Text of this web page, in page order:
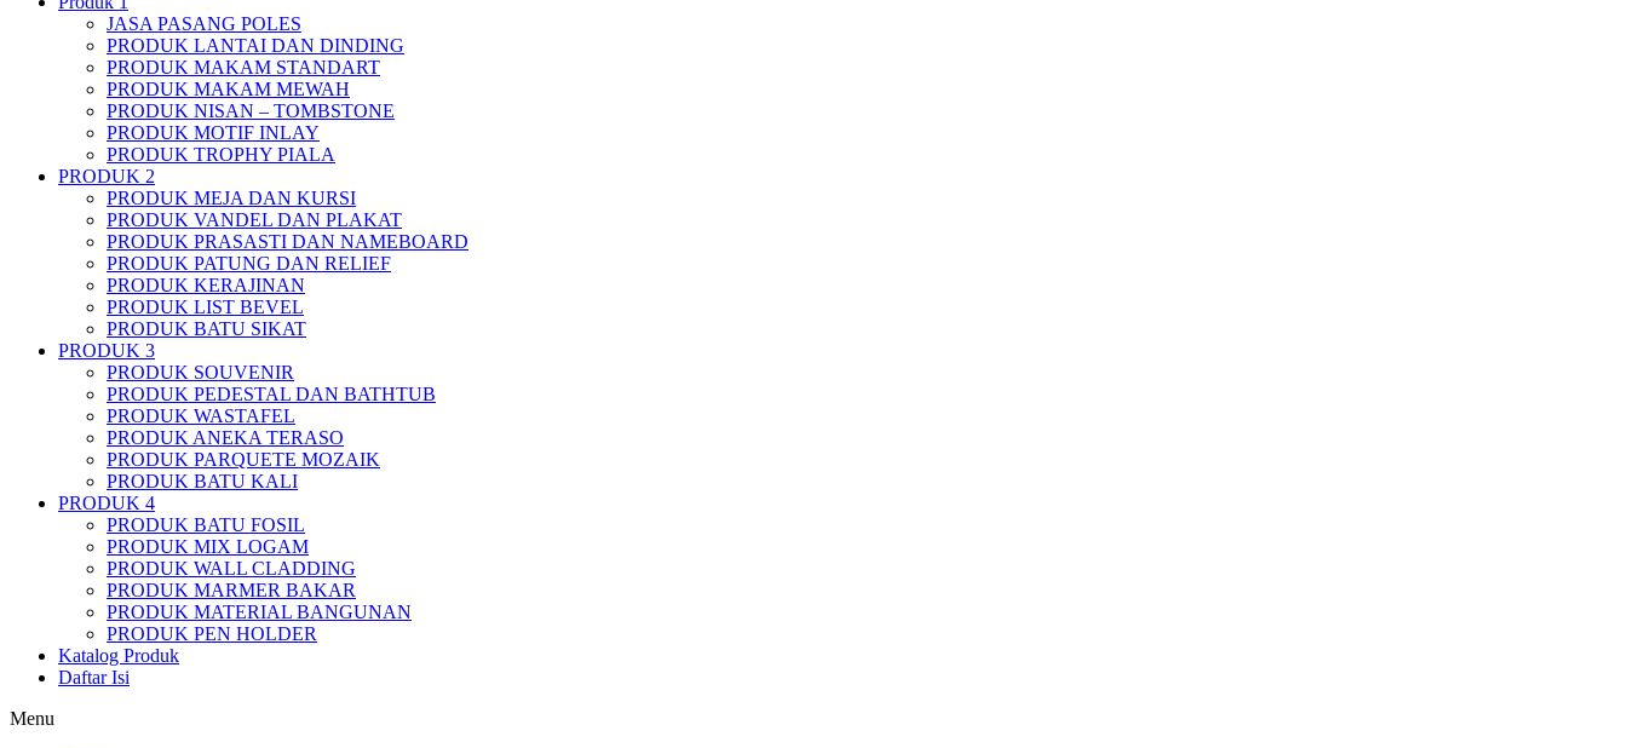
JASA PASANG POLES
PRODUK LANTAI DAN DINDING
PRODUK MAKAM STANDART
PRODUK MAKAM MEWAH
PRODUK NISAN – TOMBSTONE
PRODUK MOTIF INLAY
PRODUK TROPHY PIALA
PRODUK 2
PRODUK MEJA DAN KURSI
PRODUK VANDEL DAN PLAKAT
PRODUK PRASASTI DAN NAMEBOARD
PRODUK PATUNG DAN RELIEF
PRODUK KERAJINAN
PRODUK LIST BEVEL
PRODUK BATU SIKAT
PRODUK 3
PRODUK SOUVENIR
PRODUK PEDESTAL DAN BATHTUB
PRODUK WASTAFEL
PRODUK ANEKA TERASO
PRODUK PARQUETE MOZAIK
PRODUK BATU KALI
PRODUK 4
PRODUK BATU FOSIL
PRODUK MIX LOGAM
PRODUK WALL CLADDING
PRODUK MARMER BAKAR
PRODUK MATERIAL BANGUNAN
PRODUK PEN HOLDER
Katalog Produk
Daftar Isi
Menu